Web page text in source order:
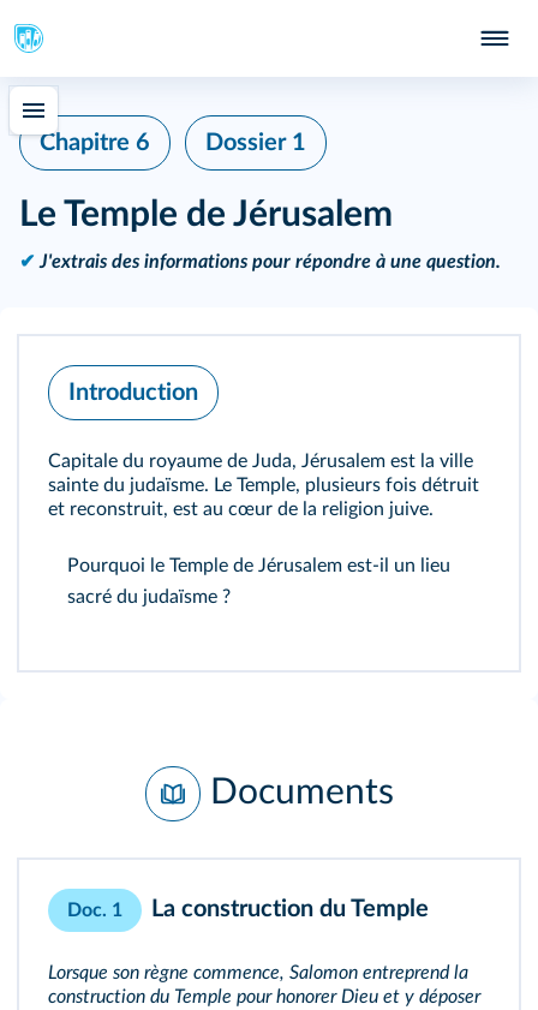
Chapitre 6 Dossier 1
Le Temple de Jérusalem
✔ J'extrais des informations pour répondre à une question.
Introduction
Capitale du royaume de Juda, Jérusalem est la ville
sainte du judaïsme. Le Temple, plusieurs fois détruit
et reconstruit, est au cœur de la religion juive.
Pourquoi le Temple de Jérusalem est-il un lieu
sacré du judaïsme ?
Documents
Doc. 1 La construction du Temple
Lorsque son règne commence, Salomon entreprend la
construction du Temple pour honorer Dieu et y déposer